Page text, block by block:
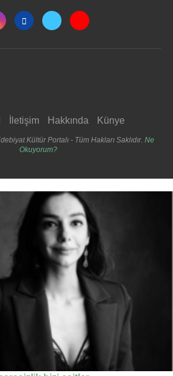
İletişim Hakkında Künye
Kültür Portalı - Tüm Hakları Saklıdır. Ne
Okuyorum?